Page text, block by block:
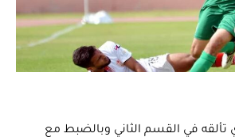
في القسم الثاني وبالضبط مع